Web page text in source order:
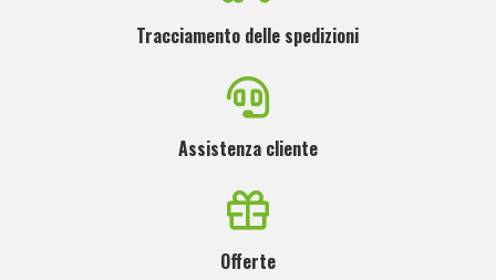
Tracciamento delle spedizioni
Assistenza cliente
Offerte